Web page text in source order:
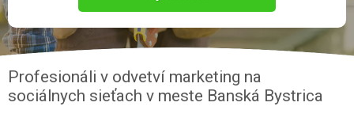
Profesionáli v odvetví marketing na
sociálnych sieťach v meste Banská Bystrica